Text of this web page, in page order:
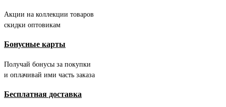
Акции на коллекции товаров
скидки оптовикам
Бонусные карты
Получай бонусы за покупки
и оплачивай ими часть заказа
Бесплатная доставка